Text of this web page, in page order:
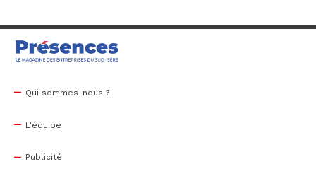
Qui sommes-nous ?
L'équipe
Publicité